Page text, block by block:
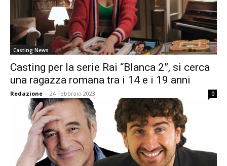
Casting News
Casting per la serie Rai “Blanca 2”, si cerca
una ragazza romana tra i 14 e i 19 anni
Redazione - 24 Febbraio 2023 0